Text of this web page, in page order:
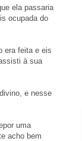
ela passaria
ocupada do
era feita e eis
à sua
e nesse
uma
acho bem